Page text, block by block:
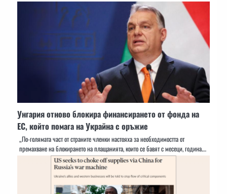
Унгария отново блокира финансирането от фонда на
ЕС, който помага на Украйна с оръжие
„По-голямата част от страните членки настояха за необходимостта от
премахване на блокирането на плащанията, които се бавят с месеци, година.…